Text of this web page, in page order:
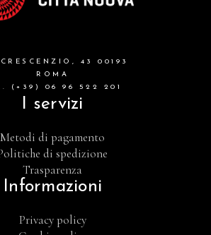
43 00193
ROMA
(+39) 06 96 522 201
I servizi
Metodi di pagamento
di spedizione
Trasparenza
Informazioni
Privacy policy